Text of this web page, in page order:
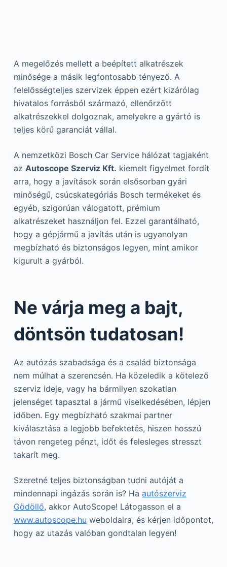
A megelőzés mellett a beépített alkatrészek
minősége a másik legfontosabb tényező. A
felelősségteljes szervizek éppen ezért kizárólag
hivatalos forrásból származó, ellenőrzött
alkatrészekkel dolgoznak, amelyekre a gyártó is
teljes körű garanciát vállal.
A nemzetközi Bosch Car Service hálózat tagjaként
az Autoscope Szerviz Kft. kiemelt figyelmet fordít
arra, hogy a javítások során elsősorban gyári
minőségű, csúcskategóriás Bosch termékeket és
egyéb, szigorúan válogatott, prémium
alkatrészeket használjon fel. Ezzel garantálható,
hogy a gépjármű a javítás után is ugyanolyan
megbízható és biztonságos legyen, mint amikor
kigurult a gyárból.
Ne várja meg a bajt,
döntsön tudatosan!
Az autózás szabadsága és a család biztonsága
nem múlhat a szerencsén. Ha közeledik a kötelező
szerviz ideje, vagy ha bármilyen szokatlan
jelenséget tapasztal a jármű viselkedésében, lépjen
időben. Egy megbízható szakmai partner
kiválasztása a legjobb befektetés, hiszen hosszú
távon rengeteg pénzt, időt és felesleges stresszt
takarít meg.
Szeretné teljes biztonságban tudni autóját a
mindennapi ingázás során is? Ha autószerviz
Gödöllő, akkor AutoScope! Látogasson el a
www.autoscope.hu weboldalra, és kérjen időpontot,
hogy az utazás valóban gondtalan legyen!